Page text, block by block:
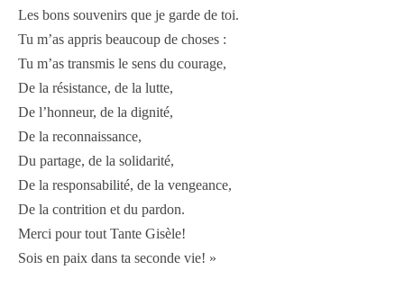
Les bons souvenirs que je garde de toi.
Tu m’as appris beaucoup de choses :
Tu m’as transmis le sens du courage,
De la résistance, de la lutte,
De l’honneur, de la dignité,
De la reconnaissance,
Du partage, de la solidarité,
De la responsabilité, de la vengeance,
De la contrition et du pardon.
Merci pour tout Tante Gisèle!
Sois en paix dans ta seconde vie! »